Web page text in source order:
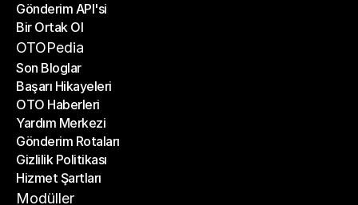
E-Ticaret Platformları
Gönderim API'si
Gönderim API'si
Bir Ortak Ol
Bir Ortak Ol
OTOPedia
Son Bloglar
Son Bloglar
Başarı Hikayeleri
Başarı Hikayeleri
OTO Haberleri
OTO Haberleri
Yardım Merkezi
Yardım Merkezi
Gönderim Rotaları
Gönderim Rotaları
Gizlilik Politikası
Gizlilik Politikası
Hizmet Şartları
Hizmet Şartları
Modüller